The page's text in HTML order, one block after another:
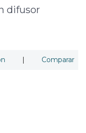
difusor
| Comparar